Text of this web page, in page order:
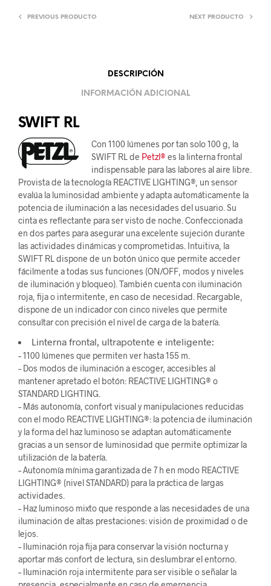
PREVIOUS PRODUCTO NEXT PRODUCTO
DESCRIPCIÓN
INFORMACIÓN ADICIONAL
SWIFT RL
Con 1100 lúmenes por tan solo 100 g, la
SWIFT RL de Petzl® es la linterna frontal
indispensable para las labores al aire libre.
Provista de la tecnología REACTIVE LIGHTING®, un sensor
evalúa la luminosidad ambiente y adapta automáticamente la
potencia de iluminación a las necesidades del usuario. Su
cinta es reflectante para ser visto de noche. Confeccionada
en dos partes para asegurar una excelente sujeción durante
las actividades dinámicas y comprometidas. Intuitiva, la
SWIFT RL dispone de un botón único que permite acceder
fácilmente a todas sus funciones (ON/OFF, modos y niveles
de iluminación y bloqueo). También cuenta con iluminación
roja, fija o intermitente, en caso de necesidad. Recargable,
dispone de un indicador con cinco niveles que permite
consultar con precisión el nivel de carga de la batería.
Linterna frontal, ultrapotente e inteligente:
– 1100 lúmenes que permiten ver hasta 155 m.
– Dos modos de iluminación a escoger, accesibles al
mantener apretado el botón: REACTIVE LIGHTING® o
STANDARD LIGHTING.
– Más autonomía, confort visual y manipulaciones reducidas
con el modo REACTIVE LIGHTING®: la potencia de iluminación
y la forma del haz luminoso se adaptan automáticamente
gracias a un sensor de luminosidad que permite optimizar la
utilización de la batería.
– Autonomía mínima garantizada de 7 h en modo REACTIVE
LIGHTING® (nivel STANDARD) para la práctica de largas
actividades.
– Haz luminoso mixto que responde a las necesidades de una
iluminación de altas prestaciones: visión de proximidad o de
lejos.
– Iluminación roja fija para conservar la visión nocturna y
aportar más confort de lectura, sin deslumbrar el entorno.
– Iluminación roja intermitente para ser visible o señalar la